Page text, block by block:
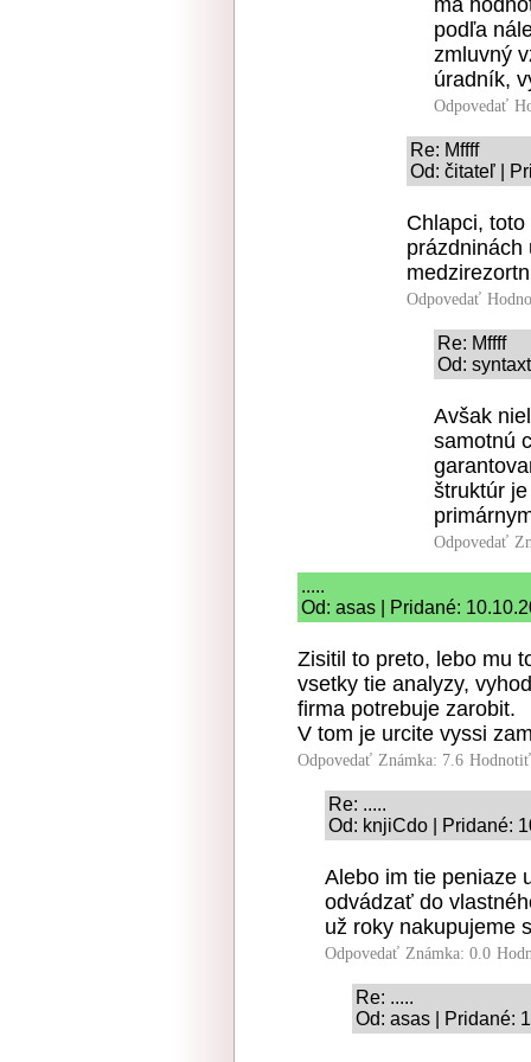
podľa
zmluvný
úradník,
Odpovedať
Re: Mffff
Od: čitateľ |
Chlapci,
prázdninách
Odpovedať
Re: Mffff
Od:
Avšak
samotnú
štruktúr
Odpovedať
.....
Od: asas | Pridané:
Zisitil to preto, lebo mu
vsetky tie analyzy,
firma potrebuje zarobit.
V tom je urcite vyssi
Odpovedať Známka: 7.6
Re: .....
Od: knjiCdo | Pridané:
Alebo im tie peniaze
odvádzať do
už roky nakupujeme
Odpovedať Známka: 0.0
Re: .....
Od: asas | Pridané: